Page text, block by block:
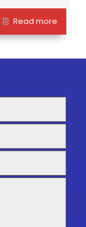
Read more